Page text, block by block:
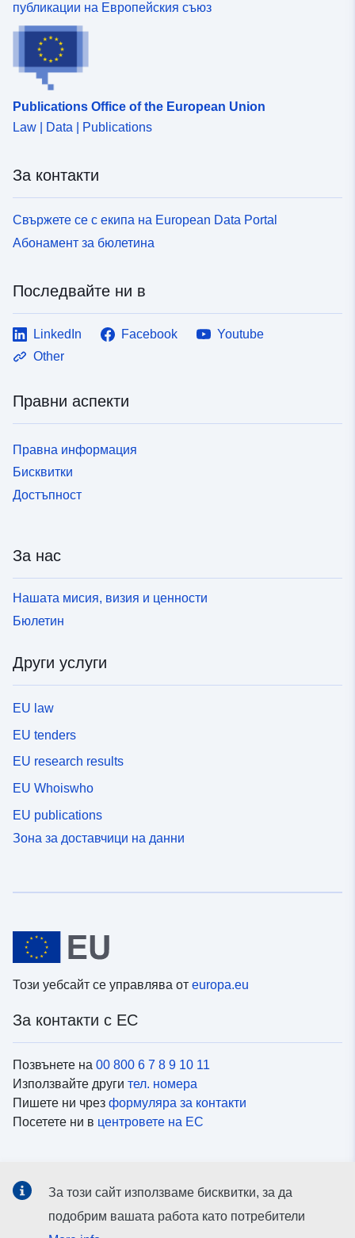
публикации на Европейския съюз
Publications Office of the European Union
Law | Data | Publications
За контакти
Свържете се с екипа на European Data Portal
Абонамент за бюлетина
Последвайте ни в
LinkedIn Facebook
Youtube
Other
Правни аспекти
Правна информация
Бисквитки
Достъпност
За нас
Нашата мисия, визия и ценности
Бюлетин
Други услуги
EU law
EU tenders
EU research results
EU Whoiswho
EU publications
Зона за доставчици на данни
Този уебсайт се управлява от europa.eu
За контакти с ЕС
Позвънете на 00 800 6 7 8 9 10 11
Използвайте други тел. номера
Пишете ни чрез формуляра за контакти
Посетете ни в центровете на ЕС
Вижте профили на ЕС в социалните медии
За този сайт използваме бисквитки, за да
подобрим вашата работа като потребители